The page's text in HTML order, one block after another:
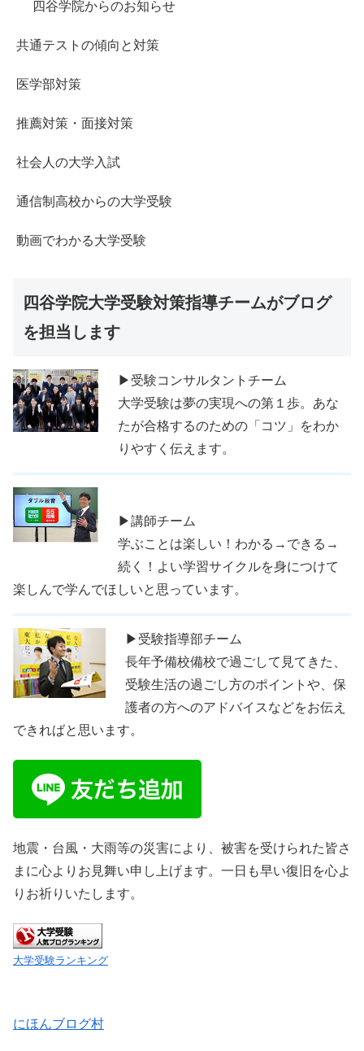
四谷学院からのお知らせ
共通テストの傾向と対策
医学部対策
推薦対策・面接対策
社会人の大学入試
通信制高校からの大学受験
動画でわかる大学受験
四谷学院大学受験対策指導チームがブログ
を担当します
▶受験コンサルタントチーム
大学受験は夢の実現への第１歩。あな
たが合格するのための「コツ」をわか
りやすく伝えます。
▶講師チーム
学ぶことは楽しい！わかる→できる→
続く！よい学習サイクルを身につけて
楽しんで学んでほしいと思っています。
▶受験指導部チーム
長年予備校備校で過ごして見てきた、
受験生活の過ごし方のポイントや、保
護者の方へのアドバイスなどをお伝え
できればと思います。
地震・台風・大雨等の災害により、被害を受けられた皆さ
まに心よりお見舞い申し上げます。一日も早い復旧を心よ
りお祈りいたします。
大学受験ランキング
にほんブログ村